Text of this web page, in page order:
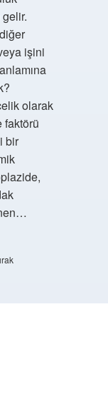
işini
olarak
faktörü
bir